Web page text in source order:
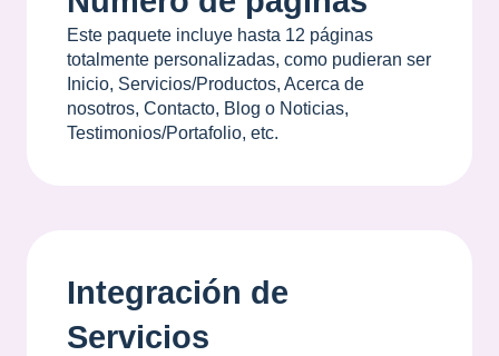
Este paquete incluye hasta 12 páginas
totalmente personalizadas, como pudieran ser
Inicio, Servicios/Productos, Acerca de
nosotros, Contacto, Blog o Noticias,
Testimonios/Portafolio, etc.
Integración de
Servicios